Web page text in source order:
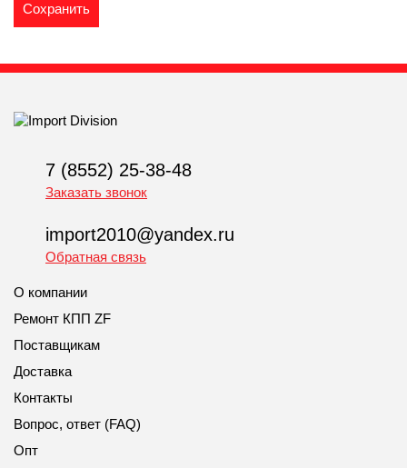
7 (8552) 25-38-48
Заказать звонок
import2010@yandex.ru
Обратная связь
О компании
Ремонт КПП ZF
Поставщикам
Доставка
Контакты
Вопрос, ответ (FAQ)
Опт